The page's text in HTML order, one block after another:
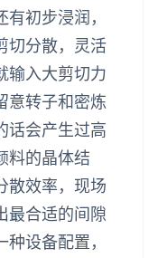
初步浸润，
切分散，灵活
输入大剪切力
意转子和密炼
话会产生过高
料的晶体结
散效率，现场
最合适的间隙
设备配置，